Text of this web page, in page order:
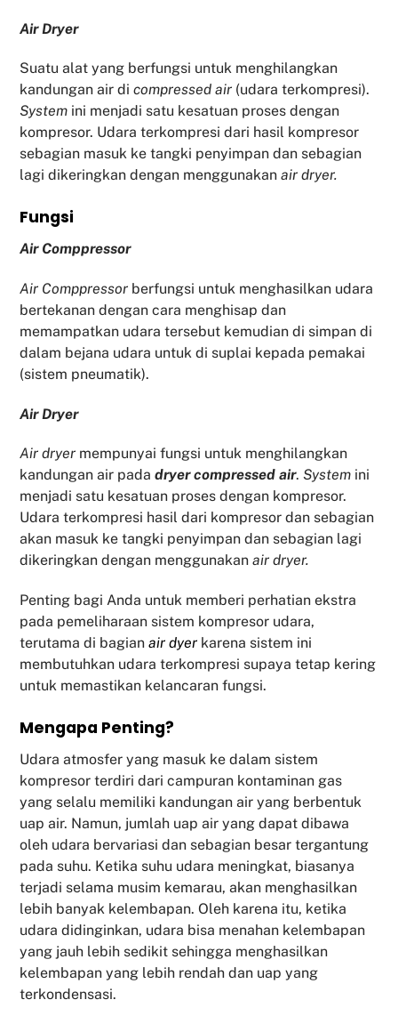
Air Dryer
Suatu alat yang berfungsi untuk menghilangkan
kandungan air dicompressed air (udara terkompresi).
System ini menjadi satu kesatuan proses dengan
kompresor. Udara terkompresi dari hasil kompresor
sebagian masuk ke tangki penyimpan dan sebagian
lagi dikeringkan dengan menggunakan air dryer.
Fungsi
Air Comppressor
Air Comppressor berfungsi untuk menghasilkan udara
bertekanan dengan cara menghisap dan
memampatkan udara tersebut kemudian di simpan di
dalam bejana udara untuk di suplai kepada pemakai
(sistem pneumatik).
Air Dryer
Air dryer mempunyai fungsi untuk menghilangkan
kandungan air padadryer compressed air.System ini
menjadi satu kesatuan proses dengan kompresor.
Udara terkompresi hasil dari kompresor dan sebagian
akan masuk ke tangki penyimpan dan sebagian lagi
dikeringkan dengan menggunakanair dryer.
Penting bagi Anda untuk memberi perhatian ekstra
pada pemeliharaan sistem kompresor udara,
terutama di bagianair dyer karena sistem ini
membutuhkan udara terkompresi supaya tetap kering
untuk memastikan kelancaran fungsi.
Mengapa Penting?
Udara atmosfer yang masuk ke dalam sistem
kompresor terdiri dari campuran kontaminan gas
yang selalu memiliki kandungan air yang berbentuk
uap air. Namun, jumlah uap air yang dapat dibawa
oleh udara bervariasi dan sebagian besar tergantung
pada suhu. Ketika suhu udara meningkat, biasanya
terjadi selama musim kemarau, akan menghasilkan
lebih banyak kelembapan. Oleh karena itu, ketika
udara didinginkan, udara bisa menahan kelembapan
yang jauh lebih sedikit sehingga menghasilkan
kelembapan yang lebih rendah dan uap yang
terkondensasi.